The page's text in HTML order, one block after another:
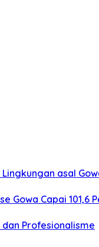
asal
Gowa Capai 101,6
dan Profesionalisme